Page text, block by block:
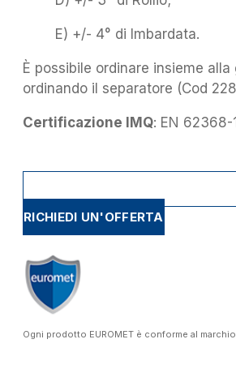
E) +/- 4° di Imbardata.
È possibile ordinare insieme
ordinando il separatore (Cod
Certificazione IMQ: EN 62368-
RICHIEDI UN'OFFERTA
Ogni prodotto EUROMET è conforme al